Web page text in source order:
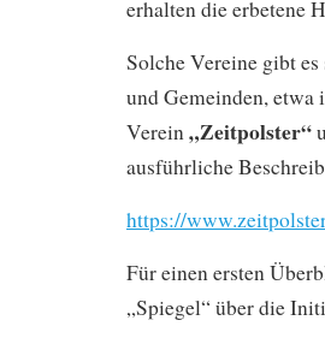
erhalten die erbetene
Solche Vereine gibt
und Gemeinden,
Verein„Zeitpolster“
ausführliche
https://
Für einen ersten
„Spiegel“ über die